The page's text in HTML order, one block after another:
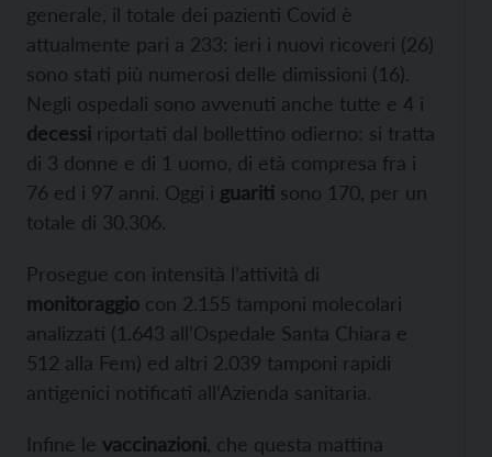
generale, il totale dei pazienti Covid è
attualmente pari a 233: ieri i nuovi ricoveri (26)
sono stati più numerosi delle dimissioni (16).
Negli ospedali sono avvenuti anche tutte e 4 i
decessi riportati dal bollettino odierno: si tratta
di 3 donne e di 1 uomo, di età compresa fra i
76 ed i 97 anni. Oggi i guariti sono 170, per un
totale di 30.306.
Prosegue con intensità l’attività di
monitoraggio con 2.155 tamponi molecolari
analizzati (1.643 all’Ospedale Santa Chiara e
512 alla Fem) ed altri 2.039 tamponi rapidi
antigenici notificati all’Azienda sanitaria.
Infine le vaccinazioni , che questa mattina